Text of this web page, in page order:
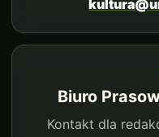
Biuro
Kontakt dla